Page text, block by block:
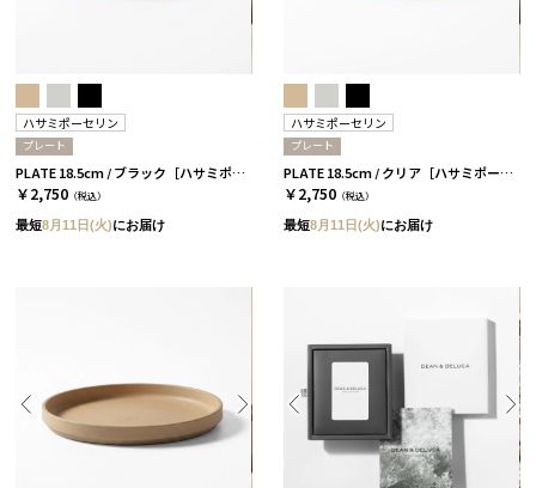
ハサミポーセリン
プレート
PLATE 18.5cm / ブラック［ハサミポーセリン］
￥2,750 （税込）
最短8月11日(火)にお届け
ハサミポーセリン
プレート
PLATE 18.5cm / クリア［ハサミポーセリン］
￥2,750 （税込）
最短8月11日(火)にお届け